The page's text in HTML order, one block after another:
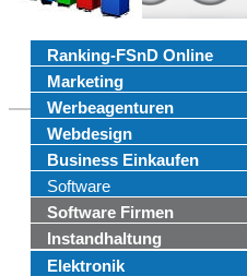
Ranking-FSnD Online
Marketing
Werbeagenturen
Webdesign
Business Einkaufen
Software
Software Firmen
Instandhaltung
Elektronik